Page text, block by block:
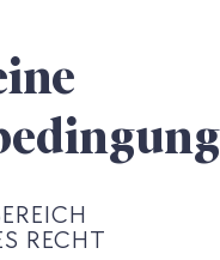
RECHT